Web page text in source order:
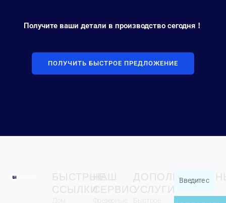
Получите ваши детали в производство сегодня！
ПОЛУЧИТЬ БЫСТРОЕ ПРЕДЛОЖЕНИЕ
БЫСТРЫЕ
ССЫЛКИ
Дом
НАШ
СЕРВИС
Фрезерные
УСЛУГИ
Быстрое
Введите